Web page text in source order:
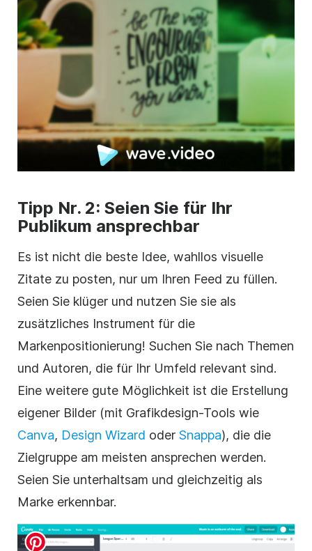
Tipp Nr. 2: Seien Sie für Ihr
Publikum ansprechbar
Es ist nicht die beste Idee, wahllos visuelle
Zitate zu posten, nur um Ihren Feed zu füllen.
Seien Sie klüger und nutzen Sie sie als
zusätzliches Instrument für die
Markenpositionierung! Suchen Sie nach Themen
und Autoren, die für Ihr Umfeld relevant sind.
Eine weitere gute Möglichkeit ist die Erstellung
eigener Bilder (mit Grafikdesign-Tools wie
Canva, Design Wizard oder Snappa), die die
Zielgruppe am meisten ansprechen werden.
Seien Sie unterhaltsam und gleichzeitig als
Marke erkennbar.